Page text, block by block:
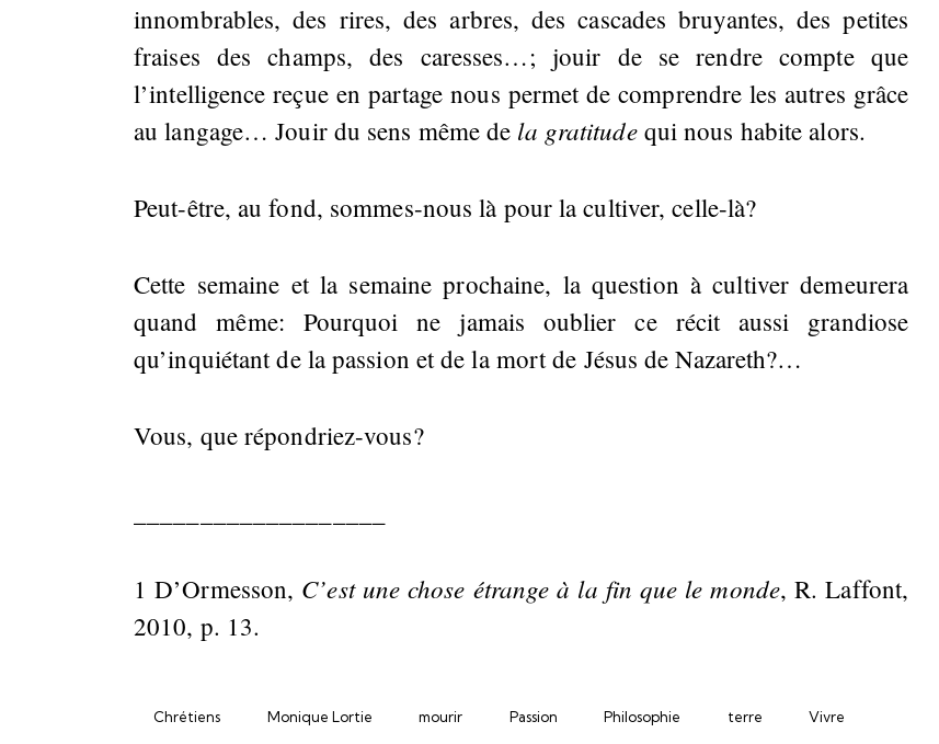
innombrables, des rires, des arbres, des cascades bruyantes, des petites
fraises des champs, des caresses…; jouir de se rendre compte que
l’intelligence reçue en partage nous permet de comprendre les autres grâce
au langage… Jouir du sens même de la gratitudequi nous habite alors.
Peut-être, au fond, sommes-nous là pour la cultiver, celle-là?
Cette semaine et la semaine prochaine, la question à cultiver demeurera
quand même: Pourquoi ne jamais oublier ce récit aussi grandiose
qu’inquiétant de la passion et de la mort de Jésus de Nazareth?…
Vous, que répondriez-vous?
1 D’Ormesson, C’est une chose étrange à la fin que le monde, R. Laffont,
2010, p. 13.
Chrétiens Monique Lortie mourir Passion Philosophie terre Vivre